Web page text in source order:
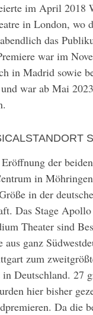
im April 2018
in London, wo
das
war im
in Madrid sowie
war ab Mai
der
in
in der
Das Stage
Theater sind
ganz
zum
Deutschland. 27
hier bisher
Da die